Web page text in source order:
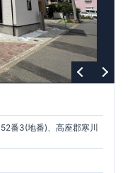
計住宅性能評価：建物
価しています。 ・建設
施工されているか、建
す。 図面や書類上だけ
、品質を保証していま
定める全7つの技術基
は、｢良い家を作って、
ことを目的とした認定
の税制優遇を受けられ
住宅が有利に働きま
番3(地番)、高座郡寒川